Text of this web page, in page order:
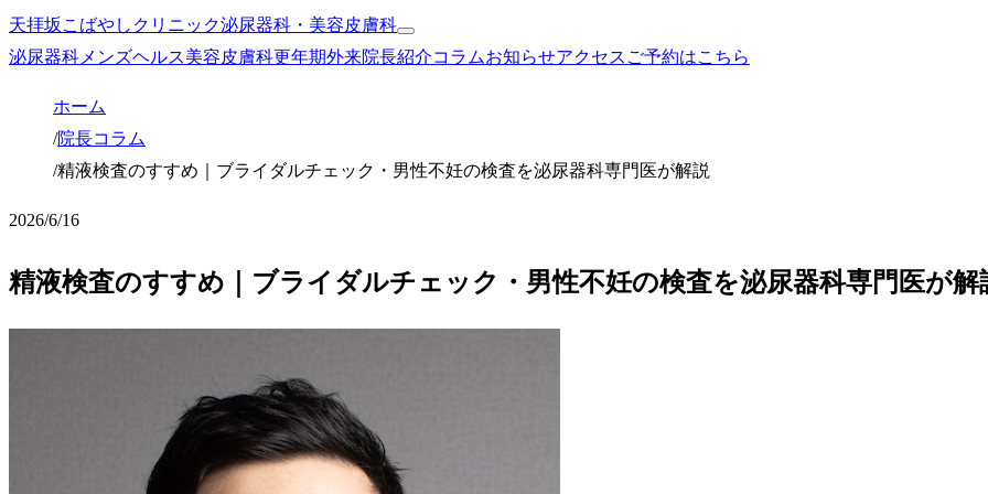
天拝坂こばやしクリニック泌尿器科・美容皮膚科
泌尿器科 メンズヘルス美容皮膚科更年期外来院長紹介コラムお知らせアクセス ご予約はこちら
ホーム
/院長コラム
/精液検査のすすめ｜ブライダルチェック・男性不妊の検査を泌尿器科専門医が解説
2026/6/16
精液検査のすすめ｜ブライダルチェック・男性不妊の検査を泌尿器科専門医が解